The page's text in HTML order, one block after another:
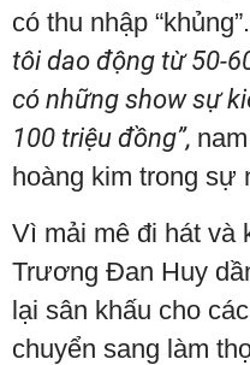
có thu nhập
tôi dao động từ 50-
có những show sự
100 triệu đồng”,
hoàng kim trong sự
Vì mải mê đi hát và
Trương Đan Huy
lại sân khấu cho
chuyển sang làm